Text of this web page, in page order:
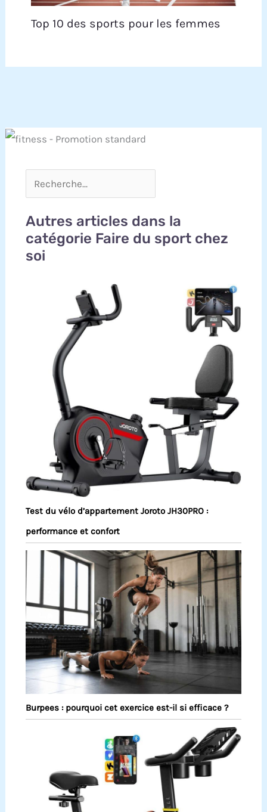
Top 10 des sports pour les femmes
Autres articles dans la
catégorie Faire du sport chez
soi
Test du vélo d’appartement Joroto JH30PRO :
performance et confort
Burpees : pourquoi cet exercice est-il si efficace ?